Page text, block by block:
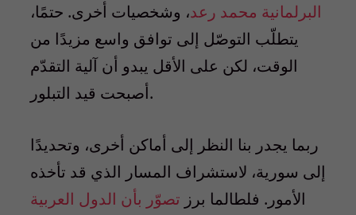
البرلمانية محمد رعد، وشخصيات أخرى. حتمًا،
يتطلّب التوصّل إلى توافق واسع مزيدًا من
الوقت، لكن على الأقل يبدو أن آلية التقدّم
أصبحت قيد التبلور.
ربما يجدر بنا النظر إلى أماكن أخرى، وتحديدًا
إلى سورية، لاستشراف المسار الذي قد تأخذه
الأمور. فلطالما برز تصوّر بأن الدول العربية